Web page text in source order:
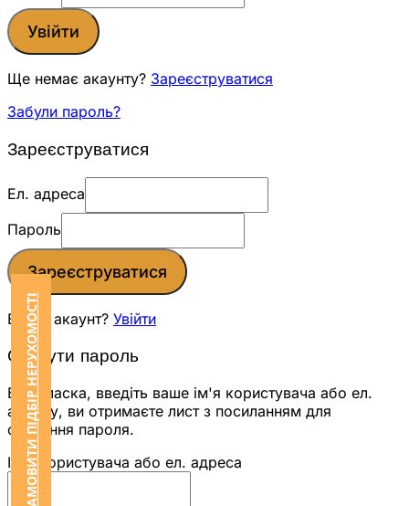
ЗАМОВИТИ ПІДБІР НЕРУХОМОСТІ
Увійти
Ще немає акаунту? Зареєструватися
Забули пароль?
Зареєструватися
Ел. адреса
Пароль
Зареєструватися
Вже є акаунт? Увійти
Скинути пароль
Будь ласка, введіть ваше ім'я користувача або ел.
адресу, ви отримаєте лист з посиланням для
скидання пароля.
Ім'я користувача або ел. адреса